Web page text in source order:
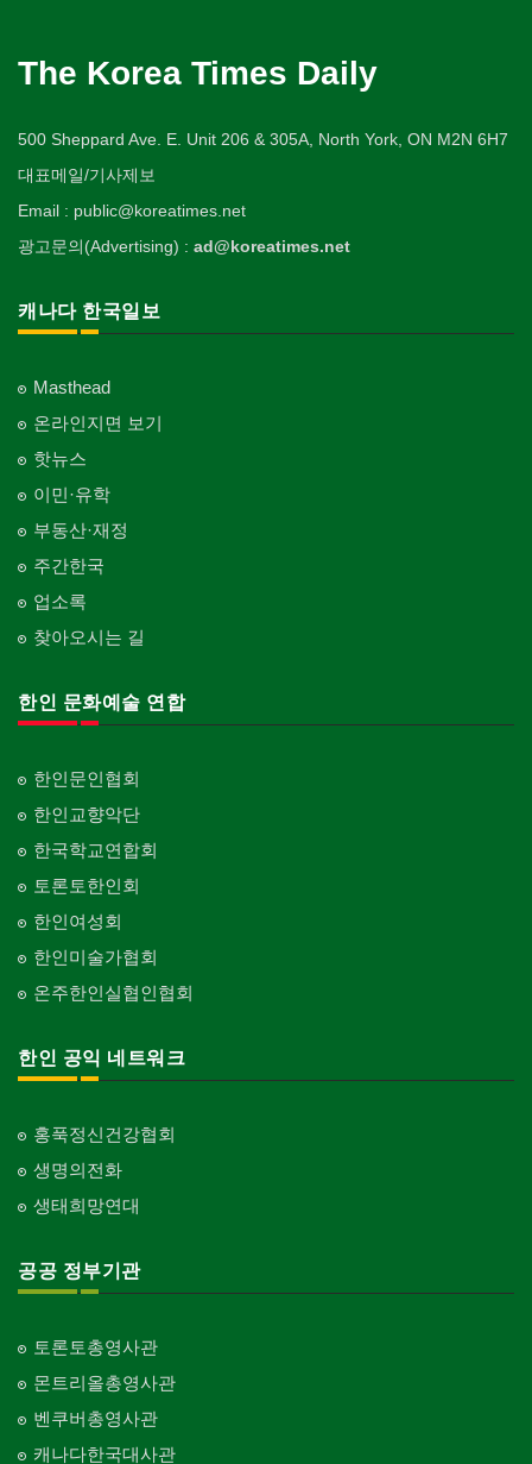
The Korea Times Daily
500 Sheppard Ave. E. Unit 206 & 305A, North York, ON M2N 6H7
대표메일/기사제보
Email : public@koreatimes.net
광고문의(Advertising) : ad@koreatimes.net
캐나다 한국일보
Masthead
온라인지면 보기
핫뉴스
이민·유학
부동산·재정
주간한국
업소록
찾아오시는 길
한인 문화예술 연합
한인문인협회
한인교향악단
한국학교연합회
토론토한인회
한인여성회
한인미술가협회
온주한인실협인협회
한인 공익 네트워크
홍푹정신건강협회
생명의전화
생태희망연대
공공 정부기관
토론토총영사관
몬트리올총영사관
벤쿠버총영사관
캐나다한국대사관